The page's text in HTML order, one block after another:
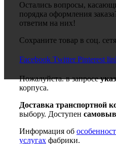
Остались вопросы,
порядка оформления
ответим на них!
Сохраните товар в соц.
Facebook Twitter Pinterest
Пожалуйста. в запросе
корпуса.
Доставка транспортной
выбору. Доступен
Информация об
услугах фабрики.